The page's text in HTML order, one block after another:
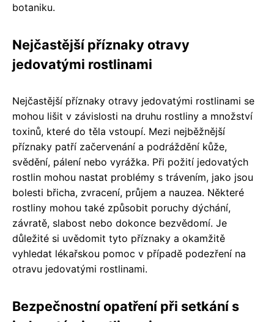
botaniku.
Nejčastější příznaky otravy
jedovatými rostlinami
Nejčastější příznaky otravy jedovatými rostlinami se
mohou lišit v závislosti na druhu rostliny a množství
toxinů, které do těla vstoupí. Mezi nejběžnější
příznaky patří začervenání a podráždění kůže,
svědění, pálení nebo vyrážka. Při požití jedovatých
rostlin mohou nastat problémy s trávením, jako jsou
bolesti břicha, zvracení, průjem a nauzea. Některé
rostliny mohou také způsobit poruchy dýchání,
závratě, slabost nebo dokonce bezvědomí. Je
důležité si uvědomit tyto příznaky a okamžitě
vyhledat lékařskou pomoc v případě podezření na
otravu jedovatými rostlinami.
Bezpečnostní opatření při setkání s